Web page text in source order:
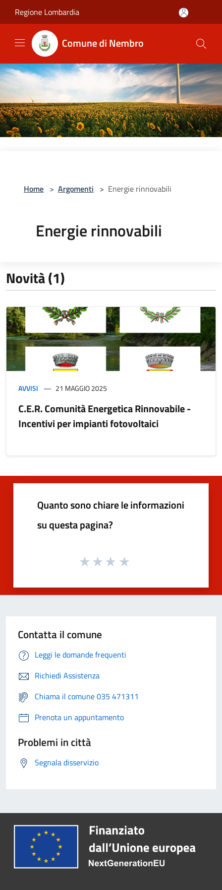
Regione Lombardia
Comune di Nembro
Home > Argomenti > Energie rinnovabili
Energie rinnovabili
Novità (1)
AVVISI 21 MAGGIO 2025
C.E.R. Comunità Energetica Rinnovabile -
Incentivi per impianti fotovoltaici
Quanto sono chiare le informazioni
su questa pagina?
Contatta il comune
Leggi le domande frequenti
Richiedi Assistenza
Chiama il comune 035 471311
Prenota un appuntamento
Problemi in città
Segnala disservizio